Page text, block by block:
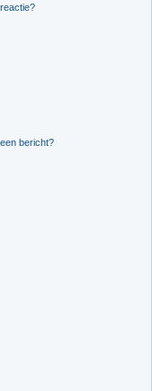
bericht?